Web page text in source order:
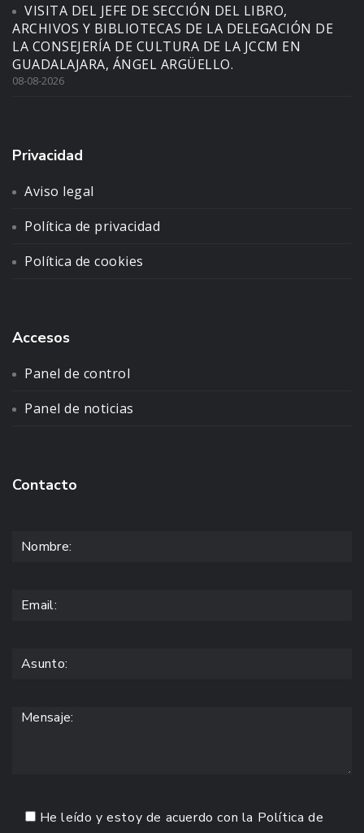
VISITA DEL JEFE DE SECCIÓN DEL LIBRO,
ARCHIVOS Y BIBLIOTECAS DE LA DELEGACIÓN DE
LA CONSEJERÍA DE CULTURA DE LA JCCM EN
GUADALAJARA, ÁNGEL ARGÜELLO.
08-08-2026
Privacidad
Aviso legal
Política de privacidad
Política de cookies
Accesos
Panel de control
Panel de noticias
Contacto
He leído y estoy de acuerdo con la Política de